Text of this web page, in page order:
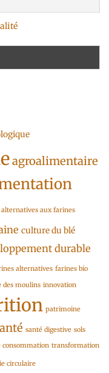
agroalimentaire
alternatives aux farines
culture du blé
durable
alternatives farines bio
des moulins innovation
patrimoine
santé digestive sols
consommation transformation
circulaire